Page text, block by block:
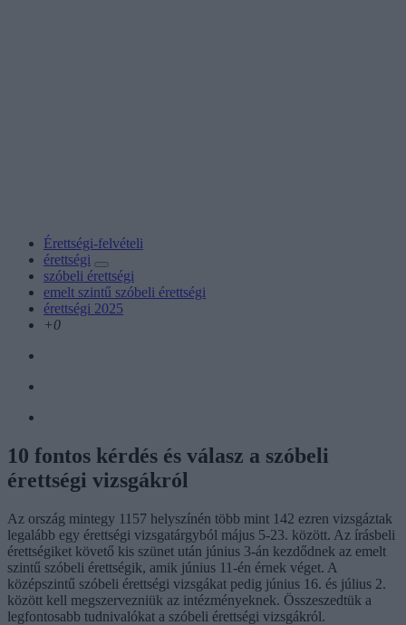
Érettségi-felvételi
érettségi
szóbeli érettségi
emelt szintű szóbeli érettségi
érettségi 2025
+0
10 fontos kérdés és válasz a szóbeli
érettségi vizsgákról
Az ország mintegy 1157 helyszínén több mint 142 ezren vizsgáztak
legalább egy érettségi vizsgatárgyból május 5-23. között. Az írásbeli
érettségiket követő kis szünet után június 3-án kezdődnek az emelt
szintű szóbeli érettségik, amik június 11-én érnek véget. A
középszintű szóbeli érettségi vizsgákat pedig június 16. és július 2.
között kell megszervezniük az intézményeknek. Összeszedtük a
legfontosabb tudnivalókat a szóbeli érettségi vizsgákról.